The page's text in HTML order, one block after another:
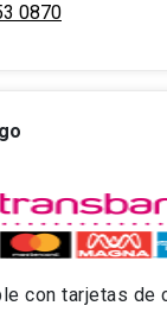
0870
con tarjetas de